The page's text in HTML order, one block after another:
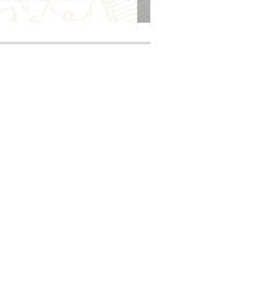
en cajeros